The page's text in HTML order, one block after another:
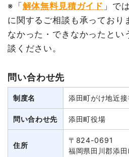
※「解体無料見積ガイド 」で
に関するご相談も承っており
なかった・できなかったとい
談ください。
問い合わせ先
制度名 添田町がけ地近
問い合わせ先 添田町役場
住所
〒824-0691
福岡県田川郡添